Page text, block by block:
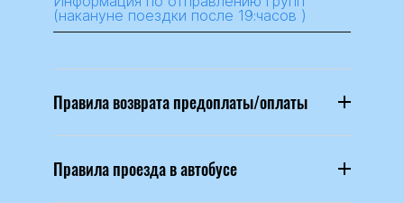
(накануне поездки после 19:часов )
Правила возврата предоплаты/оплаты
Правила проезда в автобусе